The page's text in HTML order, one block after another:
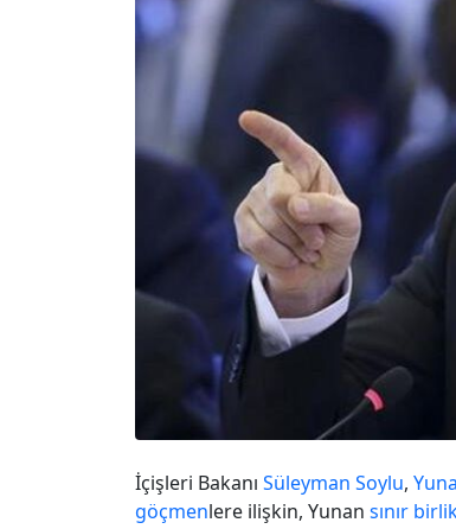
İçişleri Bakanı Süleyman Soylu,
göçmenlere ilişkin, Yunan sınır